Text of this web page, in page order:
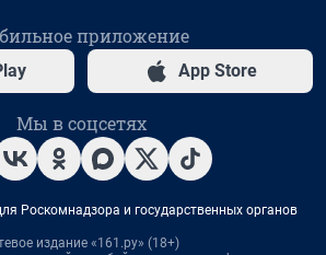
приложение
App Store
Мы в соцсетях
Роскомнадзора и государственных органов
издание «161.ру» (18+)